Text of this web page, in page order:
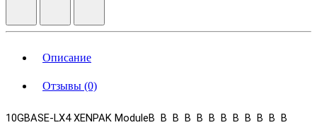
Описание
Отзывы (0)
10GBASE-LX4 XENPAK ModuleВ В В В В В В В В В В В